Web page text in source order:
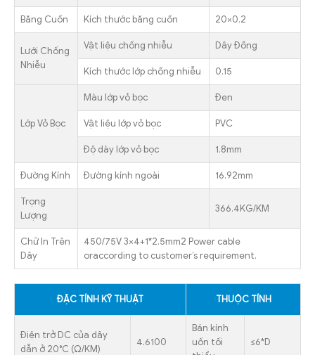
Băng Cuốn Kích thước băng cuốn 20×0.2
Lưới Chống
Nhiễu
Vật liệu chống nhiễu Dây Đồng
Kích thước lớp chống nhiễu 0.15
Lớp Vỏ Bọc
Màu lớp vỏ bọc Đen
Vật liệu lớp vỏ bọc PVC
Độ dày lớp vỏ bọc 1.8mm
Đường Kính Đường kính ngoài 16.92mm
Trọng
Lượng
366.4KG/KM
Chữ In Trên
Dây
450/75V 3×4+1*2.5mm2 Power cable
oraccording to customer’s requirement.
ĐẶC TÍNH KỸ THUẬT THUỘC TÍNH
Điện trở DC của dây
dẫn ở 20°C (Ω/KM)
4.6100
Bán kính
uốn tối
≤6*D